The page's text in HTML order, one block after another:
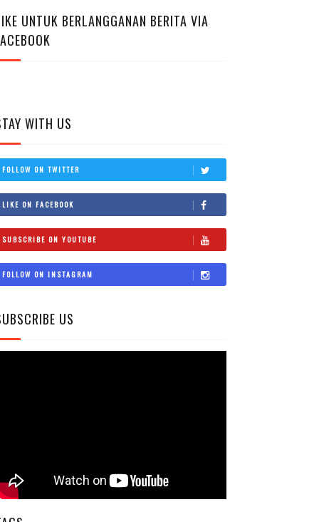
UNTUK BERLANGGANAN BERITA VIA
WITH US
FOLLOW ON TWITTER
LIKE ON FACEBOOK
SUBSCRIBE ON YOUTUBE
FOLLOW ON INSTAGRAM
US